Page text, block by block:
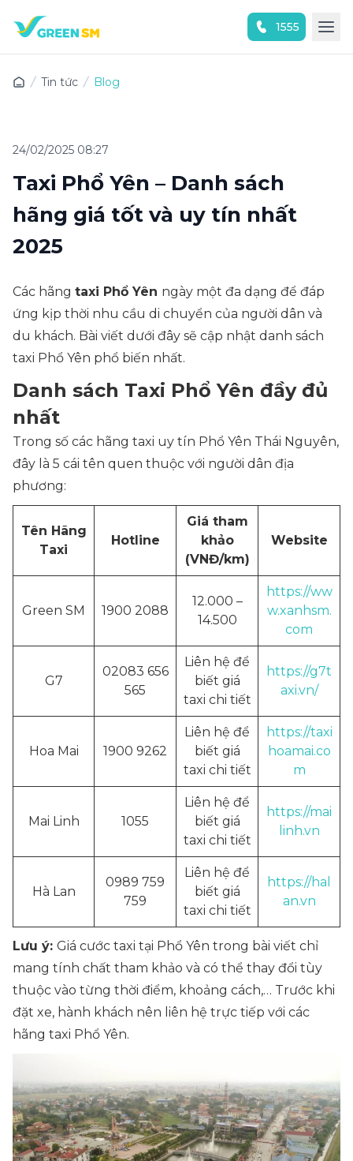
1555
Tin tức Blog
24/02/2025 08:27
Taxi Phổ Yên – Danh sách
hãng giá tốt và uy tín nhất
2025
Các hãng taxi Phổ Yên ngày một đa dạng để đáp
ứng kịp thời nhu cầu di chuyển của người dân và
du khách. Bài viết dưới đây sẽ cập nhật danh sách
taxi Phổ Yên phổ biến nhất.
Danh sách Taxi Phổ Yên đầy đủ
nhất
Trong số các hãng taxi uy tín Phổ Yên Thái Nguyên,
đây là 5 cái tên quen thuộc với người dân địa
phương:
Tên Hãng
Taxi
Hotline
Giá tham
khảo
(VNĐ/km)
Website
Green SM 1900 2088
12.000 –
14.500
https://ww
w.xanhsm.
com
G7
02083 656
565
Liên hệ để
biết giá
taxi chi tiết
https://g7t
axi.vn/
Hoa Mai 1900 9262
Liên hệ để
biết giá
taxi chi tiết
https://taxi
hoamai.co
m
Mai Linh 1055
Liên hệ để
biết giá
taxi chi tiết
https://mai
linh.vn
Hà Lan
0989 759
759
Liên hệ để
biết giá
taxi chi tiết
https://hal
an.vn
Lưu ý: Giá cước taxi tại Phổ Yên trong bài viết chỉ
mang tính chất tham khảo và có thể thay đổi tùy
thuộc vào từng thời điểm, khoảng cách,… Trước khi
đặt xe, hành khách nên liên hệ trực tiếp với các
hãng taxi Phổ Yên.